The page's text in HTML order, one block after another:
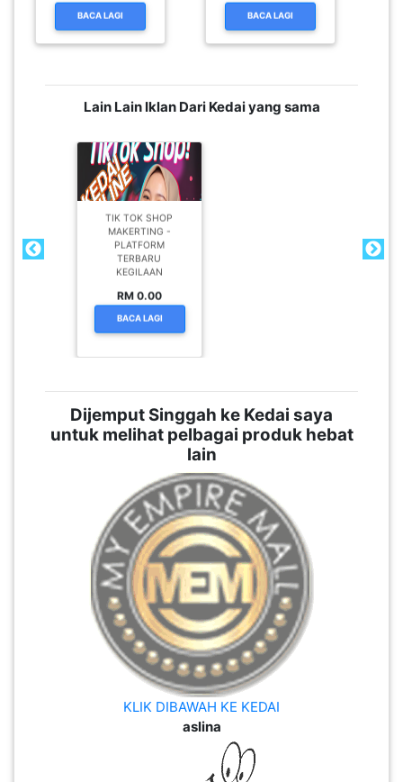
BACA LAGI BACA LAGI
Lain Lain Iklan Dari Kedai yang sama
TIK TOK SHOP
MAKERTING -
PLATFORM
TERBARU
KEGILAAN
RM 0.00
Dijemput Singgah ke Kedai saya
untuk melihat pelbagai produk hebat
lain
KLIK DIBAWAH KE KEDAI
aslina